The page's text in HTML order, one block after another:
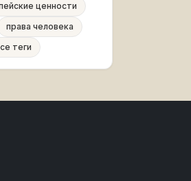
ценности
права человека
теги